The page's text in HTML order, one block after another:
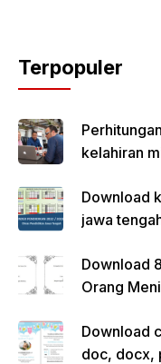
Terpopuler
kelahiran
Download
jawa
Download
Orang
Download
doc, docx,